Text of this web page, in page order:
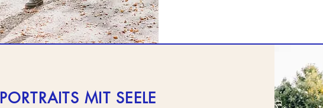
PORTRAITS MIT SEELE